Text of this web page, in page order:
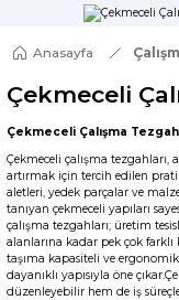
Anasayfa
Çekmeceli
Çekmeceli Çalışma
Çekmeceli çalışma
artırmak için tercih edilen
aletleri, yedek parçalar ve
tanıyan çekmeceli yapıları
çalışma tezgahları; üretim
alanlarına kadar pek çok
taşıma kapasiteli ve
dayanıklı yapısıyla öne
düzenleyebilir hem de iş